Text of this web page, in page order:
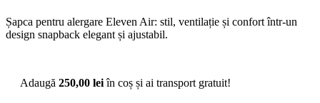
Șapca pentru alergare Eleven Air: stil, ventilație și confort într-un
design snapback elegant și ajustabil.
Adaugă 250,00 leiîn coș și ai transport gratuit!